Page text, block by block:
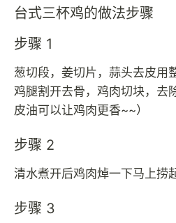
台式三杯鸡的做法步骤
步骤 1
葱切段，姜切片，蒜头去皮用
鸡腿割开去骨，鸡肉切块，去
皮油可以让鸡肉更香~~）
步骤 2
清水煮开后鸡肉焯一下马上捞
步骤 3